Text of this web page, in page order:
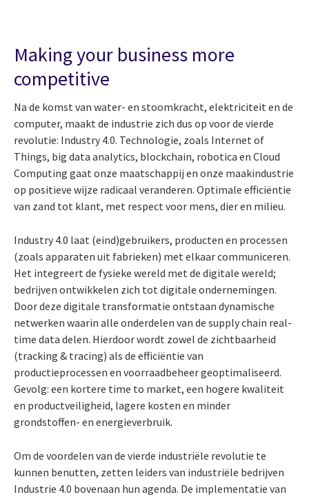
Making your business more
competitive
Na de komst van water- en stoomkracht, elektriciteit en de
computer, maakt de industrie zich dus op voor de vierde
revolutie: Industry 4.0. Technologie, zoals Internet of
Things, big data analytics, blockchain, robotica en Cloud
Computing gaat onze maatschappij en onze maakindustrie
op positieve wijze radicaal veranderen. Optimale efficiëntie
van zand tot klant, met respect voor mens, dier en milieu.
Industry 4.0 laat (eind)gebruikers, producten en processen
(zoals apparaten uit fabrieken) met elkaar communiceren.
Het integreert de fysieke wereld met de digitale wereld;
bedrijven ontwikkelen zich tot digitale ondernemingen.
Door deze digitale transformatie ontstaan dynamische
netwerken waarin alle onderdelen van de supply chain real-
time data delen. Hierdoor wordt zowel de zichtbaarheid
(tracking & tracing) als de efficiëntie van
productieprocessen en voorraadbeheer geoptimaliseerd.
Gevolg: een kortere time to market, een hogere kwaliteit
en productveiligheid, lagere kosten en minder
grondstoffen- en energieverbruik.
Om de voordelen van de vierde industriële revolutie te
kunnen benutten, zetten leiders van industriële bedrijven
Industrie 4.0 bovenaan hun agenda. De implementatie van